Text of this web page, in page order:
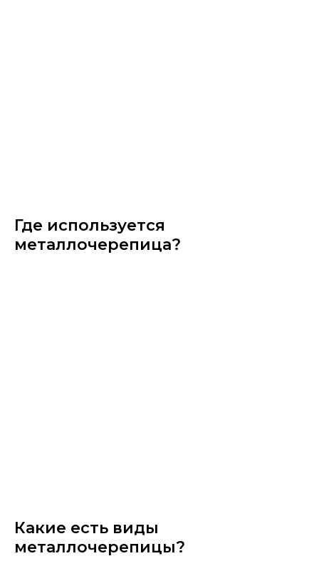
Где используется
металлочерепица?
Какие есть виды
металлочерепицы?